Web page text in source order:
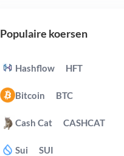
Populaire koersen
Hashflow HFT
Bitcoin BTC
Cash Cat CASHCAT
Sui SUI